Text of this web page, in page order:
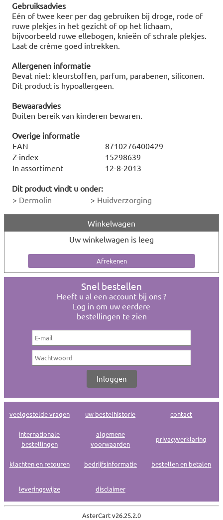
Gebruiksadvies
Eén of twee keer per dag gebruiken bij droge, rode of
ruwe plekjes in het gezicht of op het lichaam,
bijvoorbeeld ruwe ellebogen, knieën of schrale plekjes.
Laat de crème goed intrekken.
Allergenen informatie
Bevat niet: kleurstoffen, parfum, parabenen, siliconen.
Dit product is hypoallergeen.
Bewaaradvies
Buiten bereik van kinderen bewaren.
Overige informatie
EAN
8710276400429
Z-index
15298639
In assortiment
12-8-2013
Dit product vindt u onder:
> Dermolin > Huidverzorging
Winkelwagen
Uw winkelwagen is leeg
Snel bestellen
Heeft u al een account bij ons ?
Log in om uw eerdere
bestellingen te zien
veelgestelde vragen uw bestelhistorie contact
internationale
bestellingen
algemene
voorwaarden
privacyverklaring
klachten en retouren bedrijfsinformatie bestellen en betalen
leveringswijze disclaimer
AsterCart v26.25.2.0